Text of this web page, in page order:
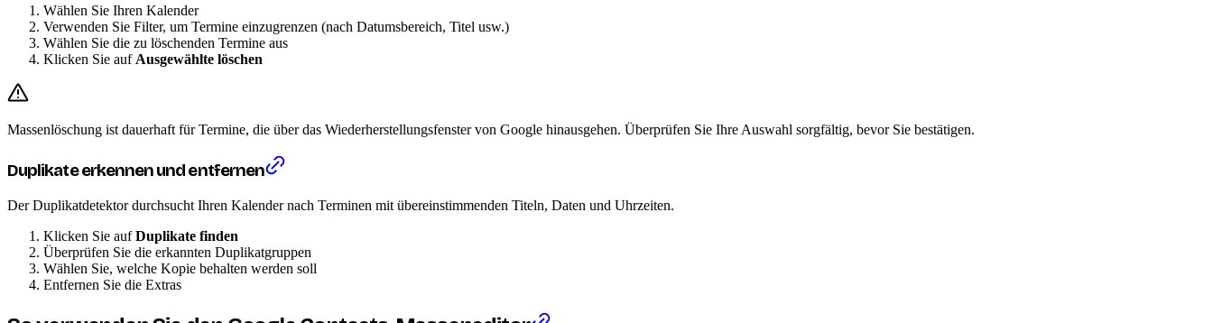
Wählen Sie Ihren Kalender
Verwenden Sie Filter, um Termine einzugrenzen (nach Datumsbereich, Titel usw.)
Wählen Sie die zu löschenden Termine aus
Klicken Sie auf Ausgewählte löschen
Massenlöschung ist dauerhaft für Termine, die über das Wiederherstellungsfenster von Google hinausgehen. Überprüfen Sie Ihre Auswahl sorgfältig, bevor Sie bestätigen.
Duplikate erkennen und entfernen
Der Duplikatdetektor durchsucht Ihren Kalender nach Terminen mit übereinstimmenden Titeln, Daten und Uhrzeiten.
Klicken Sie aufDuplikate finden
Überprüfen Sie die erkannten Duplikatgruppen
Wählen Sie, welche Kopie behalten werden soll
Entfernen Sie die Extras